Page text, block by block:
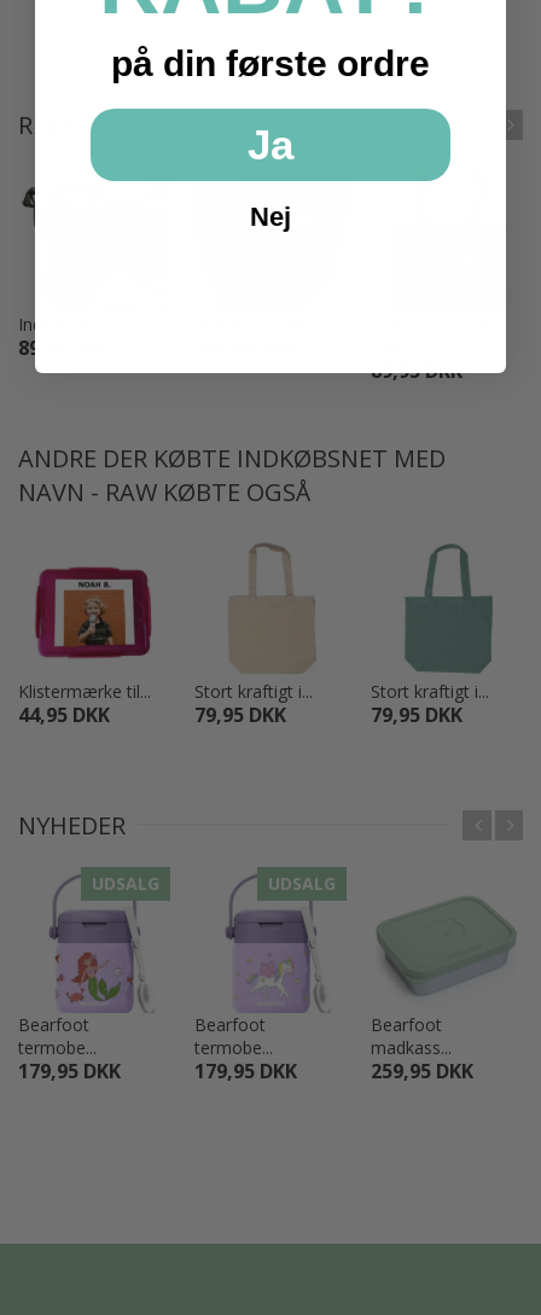
RELATEREDE VARER
Indkøbsnet til t...
89,95 DKK
89,95 DKK
ANDRE DER KØBTE INDKØBSNET MED
NAVN - RAW KØBTE OGSÅ
Klistermærke til...
44,95 DKK
Stort kraftigt i...
79,95 DKK
Stort kraftigt i...
79,95 DKK
NYHEDER
UDSALG
Bearfoot
termobe...
179,95 DKK
UDSALG
Bearfoot
termobe...
179,95 DKK
Bearfoot
madkass...
259,95 DKK
på din første ordre
Ja
Nej